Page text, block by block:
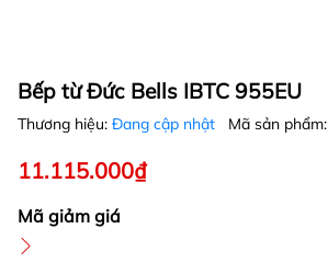
Bếp từ Đức Bells IBTC 955EU
Thương hiệu: Đang cập nhật Mã sản phẩm:
11.115.000₫
Mã giảm giá